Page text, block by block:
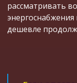
рассматривать
дешевле